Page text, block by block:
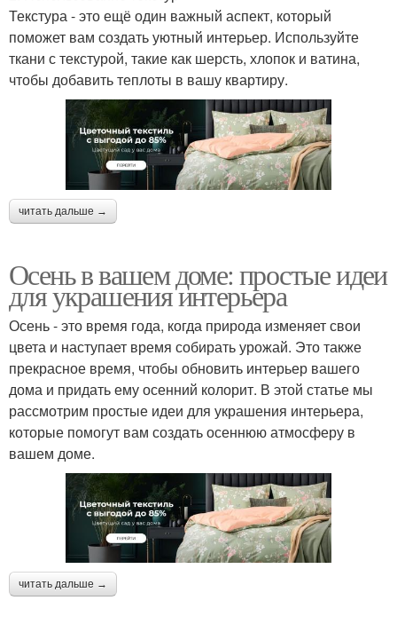
Текстура - это ещё один важный аспект, который
поможет вам создать уютный интерьер. Используйте
ткани с текстурой, такие как шерсть, хлопок и ватина,
чтобы добавить теплоты в вашу квартиру.
читать дальше →
Осень в вашем доме: простые идеи
для украшения интерьера
Осень - это время года, когда природа изменяет свои
цвета и наступает время собирать урожай. Это также
прекрасное время, чтобы обновить интерьер вашего
дома и придать ему осенний колорит. В этой статье мы
рассмотрим простые идеи для украшения интерьера,
которые помогут вам создать осеннюю атмосферу в
вашем доме.
читать дальше →